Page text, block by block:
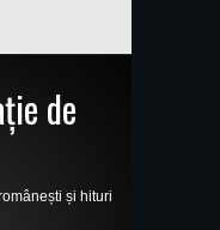
de
și hituri